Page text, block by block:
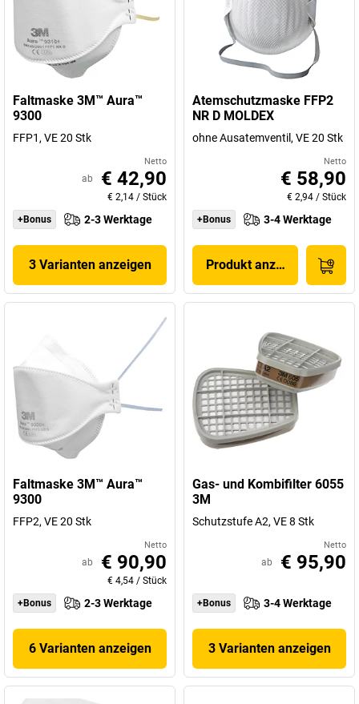
Faltmaske 3M™ Aura™
9300
FFP1, VE 20 Stk
Netto
ab € 42,90
€ 2,14 / Stück
+Bonus
2-3 Werktage
3 Varianten anzeigen
Atemschutzmaske FFP2
NR D MOLDEX
ohne Ausatemventil, VE 20 Stk
Netto
€ 58,90
€ 2,94 / Stück
+Bonus
3-4 Werktage
Produkt anzeigen
Faltmaske 3M™ Aura™
9300
FFP2, VE 20 Stk
Netto
ab € 90,90
€ 4,54 / Stück
+Bonus
2-3 Werktage
6 Varianten anzeigen
Gas- und Kombifilter 6055
3M
Schutzstufe A2, VE 8 Stk
Netto
ab € 95,90
+Bonus 3-4 Werktage
3 Varianten anzeigen